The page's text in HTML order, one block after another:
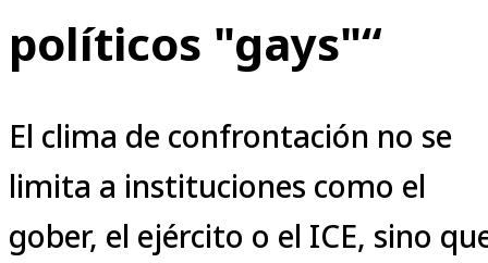
políticos "gays"“
El clima de confrontación no se
limita a instituciones como el
gober, el ejército o el ICE, sino